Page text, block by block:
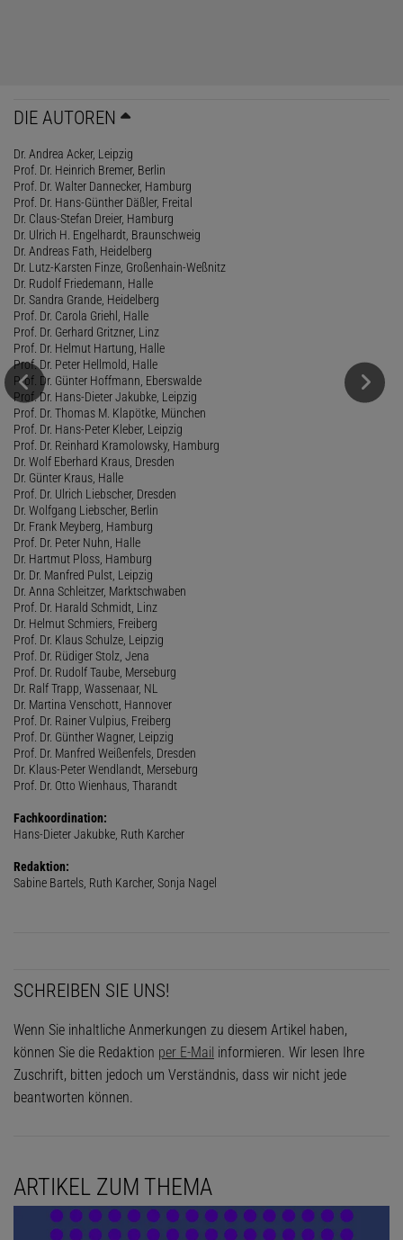
DIE AUTOREN
Dr. Andrea Acker, Leipzig
Prof. Dr. Heinrich Bremer, Berlin
Prof. Dr. Walter Dannecker, Hamburg
Prof. Dr. Hans-Günther Däßler, Freital
Dr. Claus-Stefan Dreier, Hamburg
Dr. Ulrich H. Engelhardt, Braunschweig
Dr. Andreas Fath, Heidelberg
Dr. Lutz-Karsten Finze, Großenhain-Weßnitz
Dr. Rudolf Friedemann, Halle
Dr. Sandra Grande, Heidelberg
Prof. Dr. Carola Griehl, Halle
Prof. Dr. Gerhard Gritzner, Linz
Prof. Dr. Helmut Hartung, Halle
Prof. Dr. Peter Hellmold, Halle
Prof. Dr. Günter Hoffmann, Eberswalde
Prof. Dr. Hans-Dieter Jakubke, Leipzig
Prof. Dr. Thomas M. Klapötke, München
Prof. Dr. Hans-Peter Kleber, Leipzig
Prof. Dr. Reinhard Kramolowsky, Hamburg
Dr. Wolf Eberhard Kraus, Dresden
Dr. Günter Kraus, Halle
Prof. Dr. Ulrich Liebscher, Dresden
Dr. Wolfgang Liebscher, Berlin
Dr. Frank Meyberg, Hamburg
Prof. Dr. Peter Nuhn, Halle
Dr. Hartmut Ploss, Hamburg
Dr. Dr. Manfred Pulst, Leipzig
Dr. Anna Schleitzer, Marktschwaben
Prof. Dr. Harald Schmidt, Linz
Dr. Helmut Schmiers, Freiberg
Prof. Dr. Klaus Schulze, Leipzig
Prof. Dr. Rüdiger Stolz, Jena
Prof. Dr. Rudolf Taube, Merseburg
Dr. Ralf Trapp, Wassenaar, NL
Dr. Martina Venschott, Hannover
Prof. Dr. Rainer Vulpius, Freiberg
Prof. Dr. Günther Wagner, Leipzig
Prof. Dr. Manfred Weißenfels, Dresden
Dr. Klaus-Peter Wendlandt, Merseburg
Prof. Dr. Otto Wienhaus, Tharandt
Fachkoordination:
Hans-Dieter Jakubke, Ruth Karcher
Redaktion:
Sabine Bartels, Ruth Karcher, Sonja Nagel
SCHREIBEN SIE UNS!
Wenn Sie inhaltliche Anmerkungen zu diesem Artikel haben,
können Sie die Redaktion per E-Mail informieren. Wir lesen Ihre
Zuschrift, bitten jedoch um Verständnis, dass wir nicht jede
beantworten können.
ARTIKEL ZUM THEMA